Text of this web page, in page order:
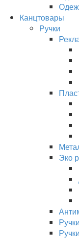
Канцтовары
Ручки
Эко